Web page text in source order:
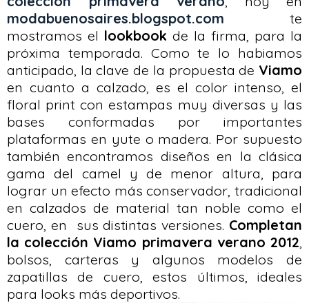
modabuenosaires.blogspot.com te
mostramos el lookbook de la firma, para la
próxima temporada. Como te lo habiamos
anticipado, la clave de la propuesta de Viamo
en cuanto a calzado, es el color intenso, el
floral print con estampas muy diversas y las
bases conformadas por importantes
plataformas en yute o madera. Por supuesto
también encontramos diseños en la clásica
gama del camel y de menor altura, para
lograr un efecto más conservador, tradicional
en calzados de material tan noble como el
cuero, en sus distintas versiones. Completan
la colección Viamo primavera verano 2012
bolsos, carteras y algunos modelos de
zapatillas de cuero, estos últimos, ideales
para looks más deportivos.